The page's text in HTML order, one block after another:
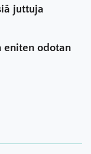
juttuja
eniten odotan